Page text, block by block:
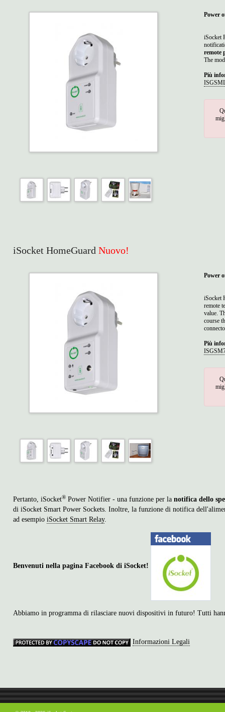
Power
iSocket
remote
The
Più
iSocket HomeGuard Nuovo!
Power
iSocket
remote
value.
course
Più
Pertanto, iSocket® Power Notifier - una funzione per la notifica dello
di iSocket Smart Power Sockets. Inoltre, la funzione di notifica
ad esempio iSocket Smart Relay.
Benvenuti nella pagina Facebook di iSocket!
Abbiamo in programma di rilasciare nuovi dispositivi in futuro! Tutti
Informazioni Legali